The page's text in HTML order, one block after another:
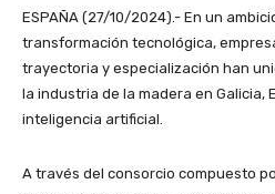
ESPAÑA (27/10/2024).- En un
transformación tecnológica,
trayectoria y especialización han
la industria de la madera en Galicia,
inteligencia artificial.
A través del consorcio compuesto